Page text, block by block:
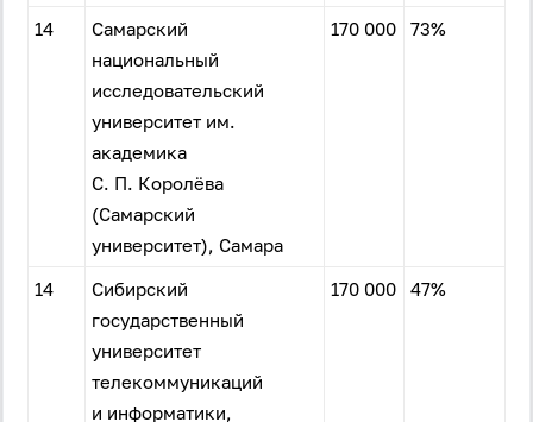
14
Самарский
национальный
исследовательский
университет им.
академика
С. П. Королёва
(Самарский
университет), Самара
170 000 73%
14
Сибирский
государственный
университет
телекоммуникаций
и информатики,
170 000 47%